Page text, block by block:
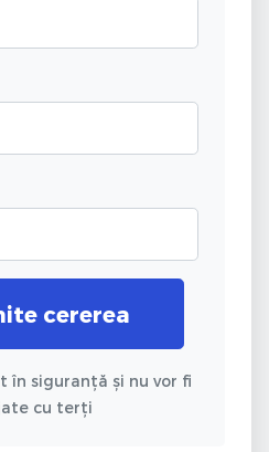
cererea
în siguranță și nu vor fi
cu terți